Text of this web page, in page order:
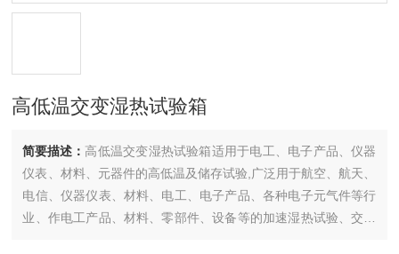
高低温交变湿热试验箱
简要描述： 高低温交变湿热试验箱适用于电工、电子产品、仪器
仪表、材料、元器件的高低温及储存试验,广泛用于航空、航天、
电信、仪器仪表、材料、电工、电子产品、各种电子元气件等行
业、作电工产品、材料、零部件、设备等的加速湿热试验、交变